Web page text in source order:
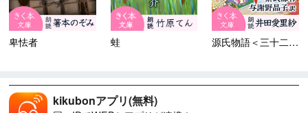
卑怯者 蛙 源氏物語＜三十二＞梅が枝
kikubonアプリ(無料)